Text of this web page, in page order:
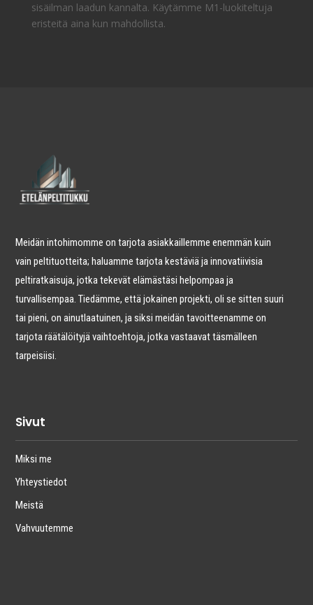
sisäilman laadun kannalta. Käytämme M1-luokiteltuja
eristeitä aina kun mahdollista.
Meidän intohimomme on tarjota asiakkaillemme enemmän kuin
vain peltituotteita; haluamme tarjota kestäviä ja innovatiivisia
peltiratkaisuja, jotka tekevät elämästäsi helpompaa ja
turvallisempaa. Tiedämme, että jokainen projekti, oli se sitten suuri
tai pieni, on ainutlaatuinen, ja siksi meidän tavoitteenamme on
tarjota räätälöityjä vaihtoehtoja, jotka vastaavat täsmälleen
tarpeisiisi.
Sivut
Miksi me
Yhteystiedot
Meistä
Vahvuutemme